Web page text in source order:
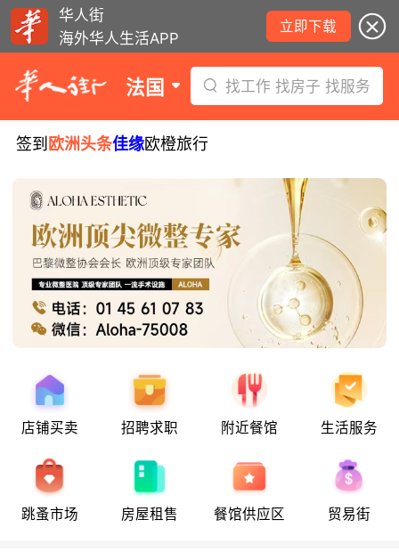
华人街
海外华人生活APP
立即下载
法国 找工作 找房子 找服务
签到 欧洲头条佳缘欧橙旅行
店铺买卖 招聘求职 附近餐馆 生活服务
跳蚤市场 房屋租售 餐馆供应区 贸易街
八月十五警惕恐袭！